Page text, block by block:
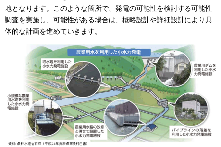
地となります。このような箇所で、発電の可能性を検討する可能性
調査を実施し、可能性がある場合は、概略設計や詳細設計により具
体的な計画を進めていきます。